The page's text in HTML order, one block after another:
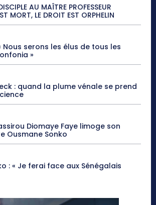
AU MAÎTRE PROFESSEUR
MORT, LE DROIT EST ORPHELIN
Nous serons les élus de tous les
»
: quand la plume vénale se prend
Diomaye Faye limoge son
Ousmane Sonko
: « Je ferai face aux Sénégalais